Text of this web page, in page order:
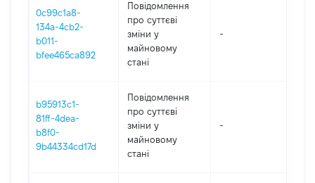
0c99c1a8-
134a-4cb2-
b011-
bfee465ca892
Повідомлення
про суттєві
зміни y
майновому
стані
-
b95913c1-
81ff-4dea-
b8f0-
9b44334cd17d
Повідомлення
про суттєві
зміни y
майновому
стані
-